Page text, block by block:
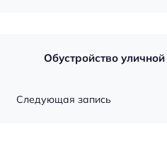
Обустройство
Следующая запись